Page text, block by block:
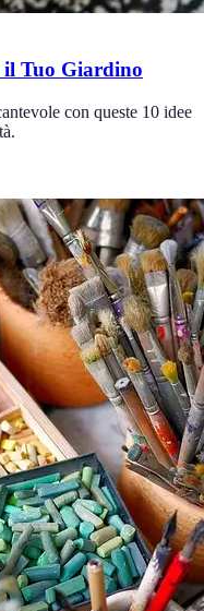
il Tuo Giardino
con queste 10 idee